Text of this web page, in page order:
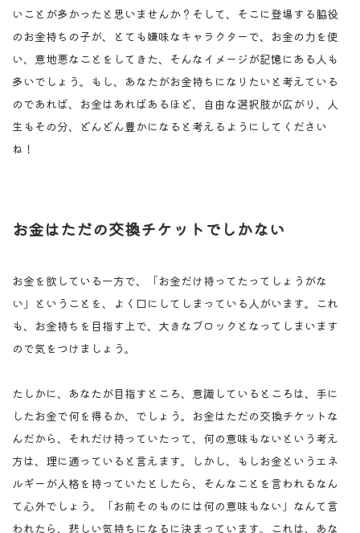
いことが多かったと思いませんか？そして、そこに登場する脇役
のお金持ちの子が、とても嫌味なキャラクターで、お金の力を使
い、意地悪なことをしてきた、そんなイメージが記憶にある人も
多いでしょう。もし、あなたがお金持ちになりたいと考えている
のであれば、お金はあればあるほど、自由な選択肢が広がり、人
生もその分、どんどん豊かになると考えるようにしてください
ね！
お金はただの交換チケットでしかない
お金を欲している一方で、「お金だけ持ってたってしょうがな
い」ということを、よく口にしてしまっている人がいます。これ
も、お金持ちを目指す上で、大きなブロックとなってしまいます
ので気をつけましょう。
たしかに、あなたが目指すところ、意識しているところは、手に
したお金で何を得るか、でしょう。お金はただの交換チケットな
んだから、それだけ持っていたって、何の意味もないという考え
方は、理に適っていると言えます。しかし、もしお金というエネ
ルギーが人格を持っていたとしたら、そんなことを言われるなん
て心外でしょう。「お前そのものには何の意味もない」なんて言
われたら、悲しい気持ちになるに決まっています。これは、あな